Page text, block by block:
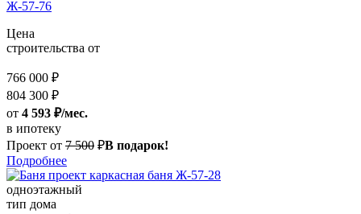
Ж-57-76
Цена
строительства от
766 000 ₽
804 300 ₽
от 4 593 ₽/мес.
в ипотеку
Проект от 7 500 ₽В подарок!
Подробнее
одноэтажный
тип дома